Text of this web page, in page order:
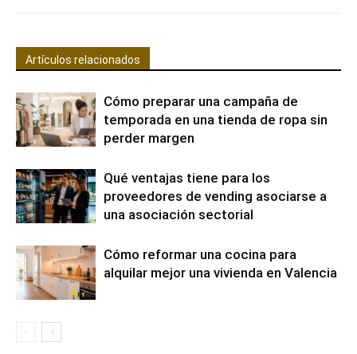
Artículos relacionados
Cómo preparar una campaña de
temporada en una tienda de ropa sin
perder margen
Qué ventajas tiene para los
proveedores de vending asociarse a
una asociación sectorial
Cómo reformar una cocina para
alquilar mejor una vivienda en Valencia